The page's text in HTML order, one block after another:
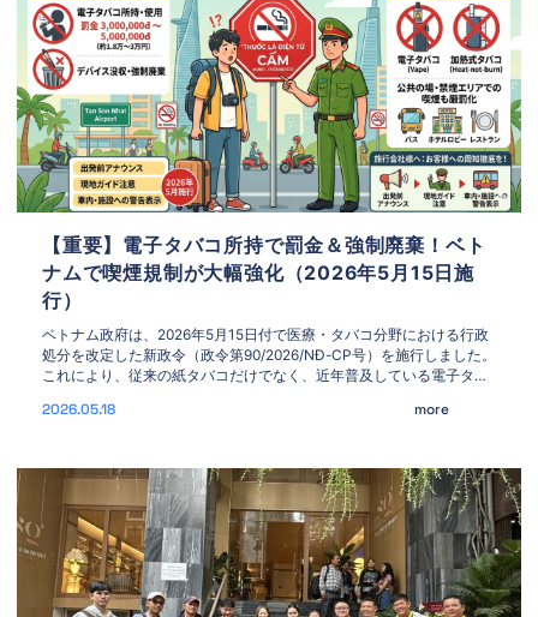
【重要】電子タバコ所持で罰金＆強制廃棄！ベト
ナムで喫煙規制が大幅強化（2026年5月15日施
行）
ベトナム政府は、2026年5月15日付で医療・タバコ分野における行政
処分を改定した新政令（政令第90/2026/NĐ-CP号）を施行しました。
これにより、従来の紙タバコだけでなく、近年普及している電子タバ
す。 旅行者の「知らなかった」では済まされない高額な罰金リスク
2026.05.18 more